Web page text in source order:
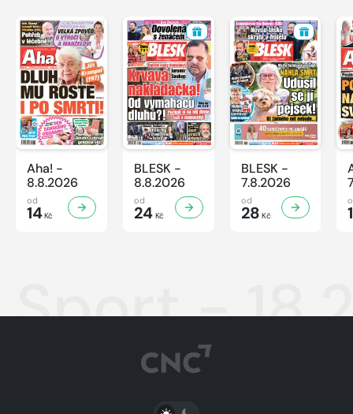
Aha! -
8.8.2026
od
14Kč
BLESK -
8.8.2026
od
24Kč
BLESK -
7.8.2026
od
28 Kč
Sport -
PŘEPNOUT SVĚTLÝ/TMAVÝ REŽIM